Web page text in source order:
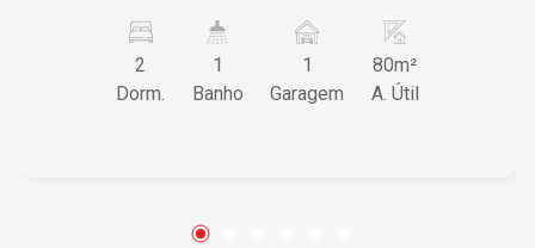
2
Dorm.
1
Banho
1
Garagem
80m²
A. Útil